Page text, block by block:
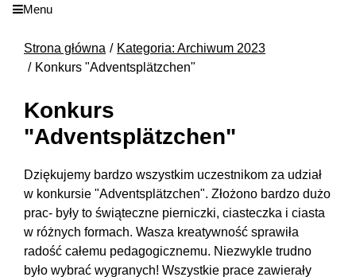
Menu
Strona główna
Kategoria: Archiwum 2023
Konkurs "Adventsplätzchen"
Konkurs
"Adventsplätzchen"
Dziękujemy bardzo wszystkim uczestnikom za udział
w konkursie "Adventsplätzchen". Złożono bardzo dużo
prac- były to świąteczne pierniczki, ciasteczka i ciasta
w różnych formach. Wasza kreatywność sprawiła
radość całemu pedagogicznemu. Niezwykle trudno
było wybrać wygranych! Wszystkie prace zawierały